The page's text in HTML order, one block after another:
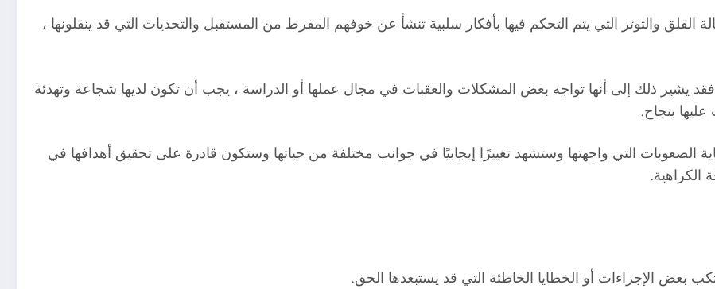
والتوتر التي يتم التحكم فيها بأفكار سلبية تنشأ عن خوفهم المفرط من المستقبل والتحديات التي قد ينقلونها ،
يشير ذلك إلى أنها تواجه بعض المشكلات والعقبات في مجال عملها أو الدراسة ، يجب أن تكون لديها شجاعة وتهدئة
بنجاح.
الصعوبات التي واجهتها وستشهد تغييرًا إيجابيًا في جوانب مختلفة من حياتها وستكون قادرة على تحقيق أهدافها في
الكراهية.
بعض الإجراءات أو الخطايا الخاطئة التي قد يستبعدها الحق.